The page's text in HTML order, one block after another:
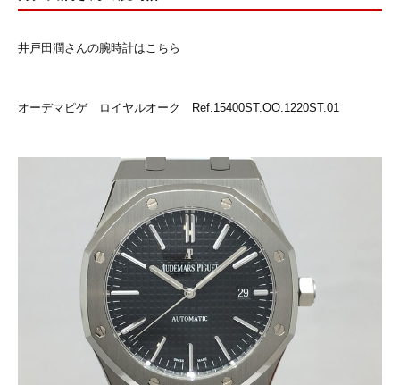
井戸田潤さんの腕時計はこちら
オーデマピゲ ロイヤルオーク Ref.15400ST.OO.1220ST.01